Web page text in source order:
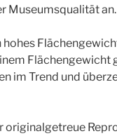
Museumsqualität an.
Flächengewicht
im Trend und
originalgetreue